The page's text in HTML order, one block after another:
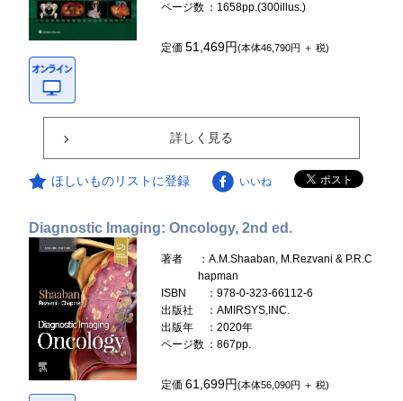
ページ数 ：1658pp.(300illus.)
定価51,469円(本体46,790円 ＋ 税)
詳しく見る
ほしいものリストに登録 いいね
Diagnostic Imaging: Oncology, 2nd ed.
著者
：A.M.Shaaban, M.Rezvani & P.R.C
hapman
ISBN
：978-0-323-66112-6
出版社
：AMIRSYS,INC.
出版年
：2020年
ページ数 ：867pp.
定価61,699円(本体56,090円 ＋ 税)